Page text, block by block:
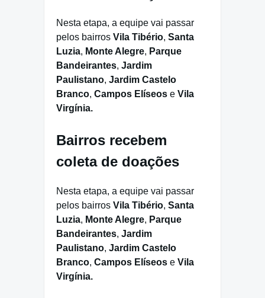
Nesta etapa, a equipe vai passar
pelos bairros Vila Tibério, Santa
Luzia, Monte Alegre, Parque
Bandeirantes, Jardim
Paulistano, Jardim Castelo
Branco, Campos Elíseos e Vila
Virgínia.
Bairros recebem
coleta de doações
Nesta etapa, a equipe vai passar
pelos bairros Vila Tibério, Santa
Luzia, Monte Alegre, Parque
Bandeirantes, Jardim
Paulistano, Jardim Castelo
Branco, Campos Elíseos e Vila
Virgínia.